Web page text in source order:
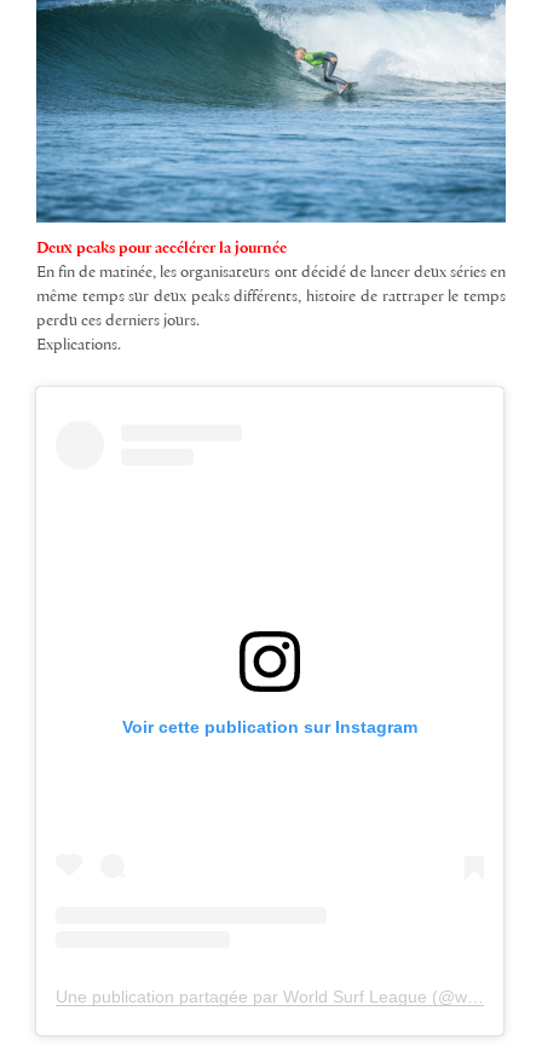
Deux peaks pour accélérer la journée
En fin de matinée, les organisateurs ont décidé de lancer deux séries en
même temps sur deux peaks différents, histoire de rattraper le temps
perdu ces derniers jours.
Explications.
Voir cette publication sur Instagram
Une publication partagée par World Surf League (@wsl)